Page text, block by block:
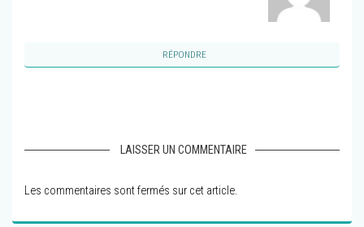
RÉPONDRE
LAISSER UN COMMENTAIRE
Les commentaires sont fermés sur cet article.